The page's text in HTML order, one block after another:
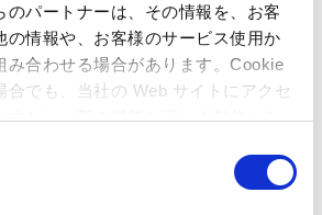
のパートナーは、その情報を、お客
の情報や、お客様のサービス使用か
み合わせる場合があります。Cookie
合でも、当社の Web サイトにアクセ
すが、一部の機能が正しく動作しな